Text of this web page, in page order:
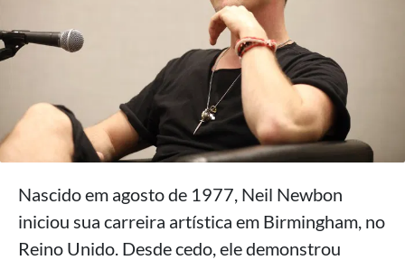
Nascido em agosto de 1977, Neil Newbon
iniciou sua carreira artística em Birmingham, no
Reino Unido. Desde cedo, ele demonstrou